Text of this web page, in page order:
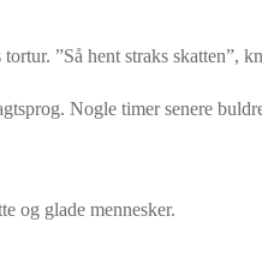
”Så hent straks skatten”,
Nogle timer senere
og glade mennesker.